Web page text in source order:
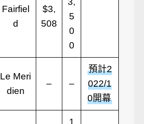
Fairfiel
d
$3,
508
5
0
0
Le Meri
dien
– –
預計2
022/1
0開幕
1